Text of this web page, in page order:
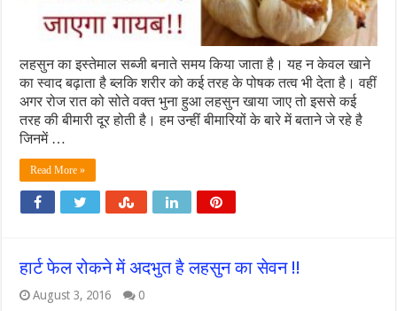
लहसुन का इस्तेमाल सब्जी बनाते समय किया जाता है। यह न केवल खाने
का स्वाद बढ़ाता है ब्लकि शरीर को कई तरह के पोषक तत्व भी देता है। वहीं
अगर रोज रात को सोते वक्त भुना हुआ लहसुन खाया जाए तो इससे कई
तरह की बीमारी दूर होती है। हम उन्हीं बीमारियों के बारे में बताने जे रहे है
जिनमें …
Read More »
हार्ट फेल रोकने में अदभुत है लहसुन का सेवन !!
August 3, 2016 0